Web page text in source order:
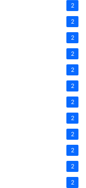
2
2
2
2
2
2
2
2
2
2
2
2